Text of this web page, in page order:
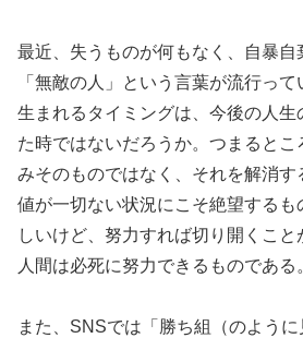
最近、失うものが何もなく、自暴自
「無敵の人」という言葉が流行っ
生まれるタイミングは、今後の人生
た時ではないだろうか。つまるとこ
みそのものではなく、それを解消
値が一切ない状況にこそ絶望する
しいけど、努力すれば切り開くこと
人間は必死に努力できるものである
また、SNSでは「勝ち組（のよう